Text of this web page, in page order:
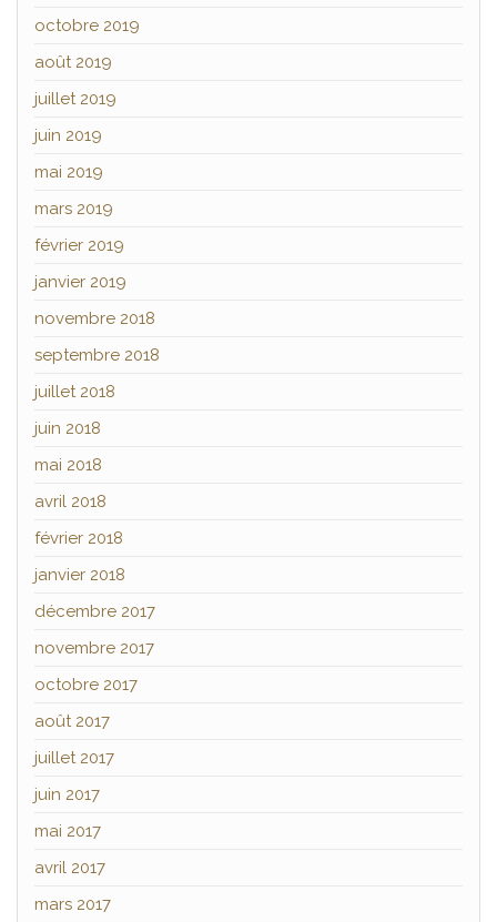
octobre 2019
août 2019
juillet 2019
juin 2019
mai 2019
mars 2019
février 2019
janvier 2019
novembre 2018
septembre 2018
juillet 2018
juin 2018
mai 2018
avril 2018
février 2018
janvier 2018
décembre 2017
novembre 2017
octobre 2017
août 2017
juillet 2017
juin 2017
mai 2017
avril 2017
mars 2017